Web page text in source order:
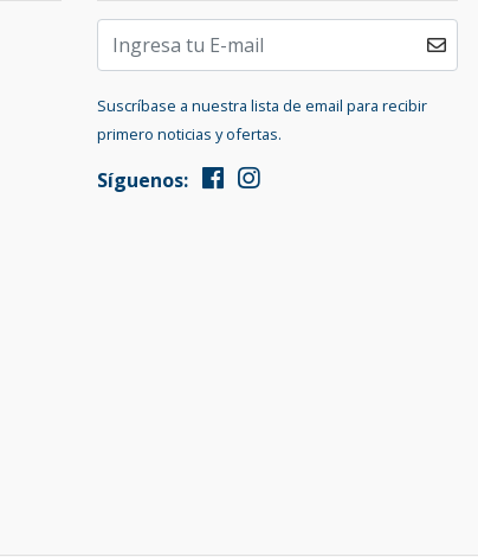
Suscríbase a nuestra lista de email para recibir
primero noticias y ofertas.
Síguenos: